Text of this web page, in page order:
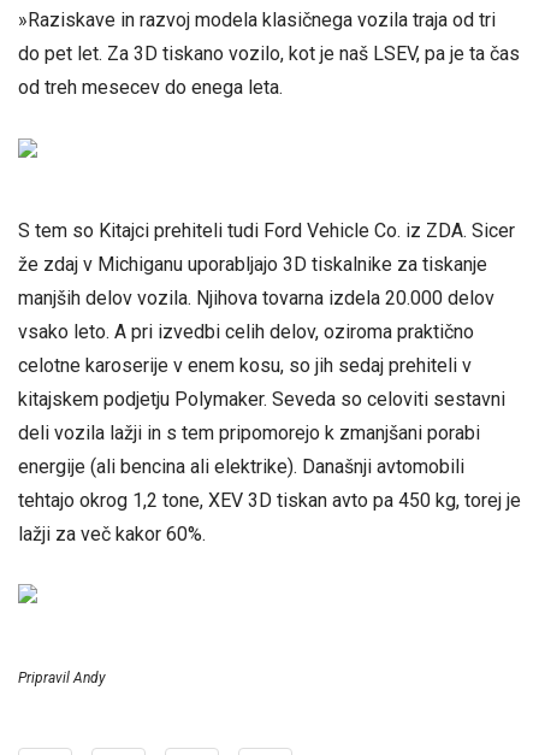
»Raziskave in razvoj modela klasičnega vozila traja od tri
do pet let. Za 3D tiskano vozilo, kot je naš LSEV, pa je ta čas
od treh mesecev do enega leta.
S tem so Kitajci prehiteli tudi Ford Vehicle Co. iz ZDA. Sicer
že zdaj v Michiganu uporabljajo 3D tiskalnike za tiskanje
manjših delov vozila. Njihova tovarna izdela 20.000 delov
vsako leto. A pri izvedbi celih delov, oziroma praktično
celotne karoserije v enem kosu, so jih sedaj prehiteli v
kitajskem podjetju Polymaker. Seveda so celoviti sestavni
deli vozila lažji in s tem pripomorejo k zmanjšani porabi
energije (ali bencina ali elektrike). Današnji avtomobili
tehtajo okrog 1,2 tone, XEV 3D tiskan avto pa 450 kg, torej je
lažji za več kakor 60%.
Pripravil Andy